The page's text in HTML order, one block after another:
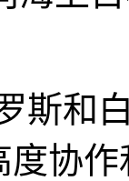
斯和
度协